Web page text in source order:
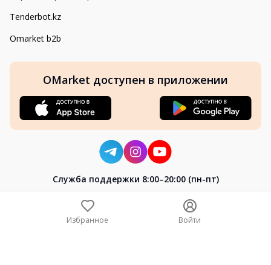
Tenderbot.kz
Omarket b2b
OMarket доступен в приложении
Cлужба поддержки 8:00–20:00 (пн-пт)
Избранное Войти